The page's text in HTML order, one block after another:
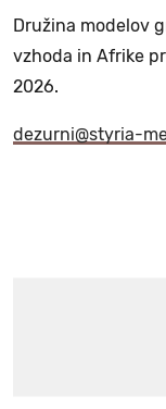
Družina modelov
vzhoda in Afrike
2026.
dezurni@styria-